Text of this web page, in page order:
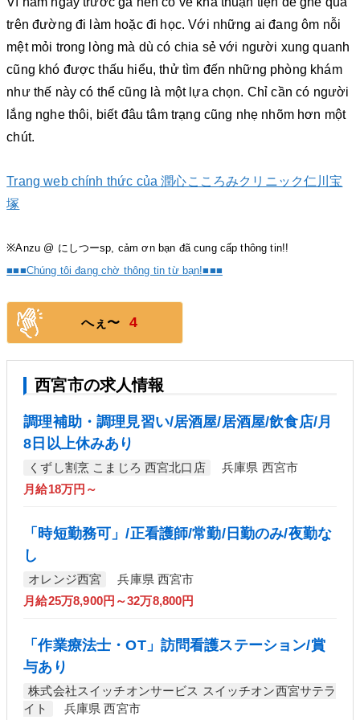
trên đường đi làm hoặc đi học. Với những ai đang ôm nỗi
mệt mỏi trong lòng mà dù có chia sẻ với người xung quanh
cũng khó được thấu hiểu, thử tìm đến những phòng khám
như thế này có thể cũng là một lựa chọn. Chỉ cần có người
lắng nghe thôi, biết đâu tâm trạng cũng nhẹ nhõm hơn một
chút.
Trang web chính thức của 潤心こころみクリニック仁川宝
塚
※Anzu @ にしつーsp, cảm ơn bạn đã cung cấp thông tin!!
■■■Chúng tôi đang chờ thông tin từ bạn!■■■
へぇ〜 4
西宮市の求人情報
調理補助・調理見習い/居酒屋/居酒屋/飲食店/月
8日以上休みあり
くずし割烹 こまじろ 西宮北口店
兵庫県 西宮市
月給18万円～
「時短勤務可」/正看護師/常勤/日勤のみ/夜勤な
し
オレンジ西宮
兵庫県 西宮市
月給25万8,900円～32万8,800円
「作業療法士・OT」訪問看護ステーション/賞
与あり
株式会社スイッチオンサービス スイッチオン西宮サテラ
イト
兵庫県 西宮市